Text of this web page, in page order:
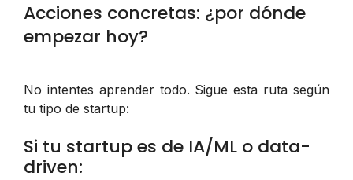
Acciones concretas: ¿por dónde
empezar hoy?
No intentes aprender todo. Sigue esta ruta según
tu tipo de startup:
Si tu startup es de IA/ML o data-
driven: